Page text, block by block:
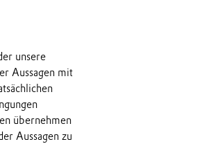
unsere
Aussagen mit
übernehmen
Aussagen zu